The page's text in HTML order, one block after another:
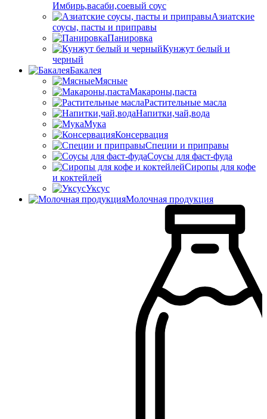
Имбирь,васаби,соевый соус
Азиатские
соусы, пасты и приправы
Панировка
Кунжут белый и
черный
Бакалея
Мясные
Макароны,паста
Растительные масла
Напитки,чай,вода
Мука
Консервация
Специи и приправы
Соусы для фаст-фуда
Сиропы для кофе
и коктейлей
Уксус
Молочная продукция